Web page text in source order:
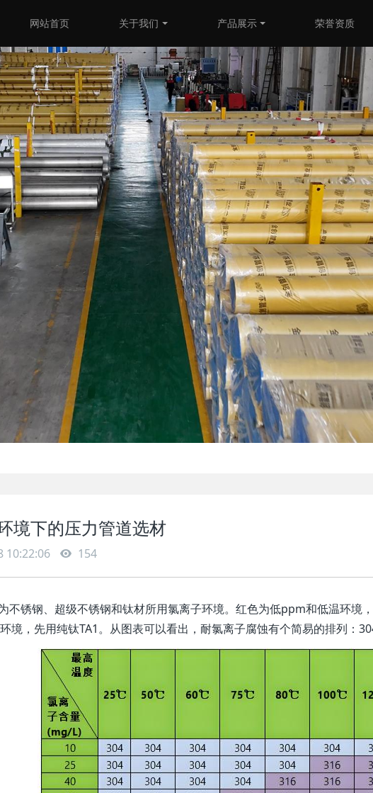
网站首页 关于我们 产品展示 荣誉资质
境下的压力管道选材
10:22:06 154
不锈钢、超级不锈钢和钛材所用氯离子环境。红色为低ppm和低温环境
境，先用纯钛TA1。从图表可以看出，耐氯离子腐蚀有个简易的排列：